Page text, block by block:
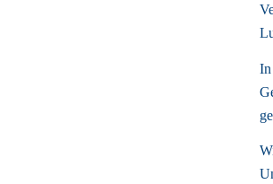
In